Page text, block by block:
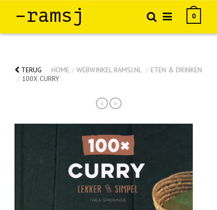
–ramsj 0
TERUG HOME / WEBWINKEL RAMSJ.NL / ETEN & DRINKEN
/ 100X CURRY
< >